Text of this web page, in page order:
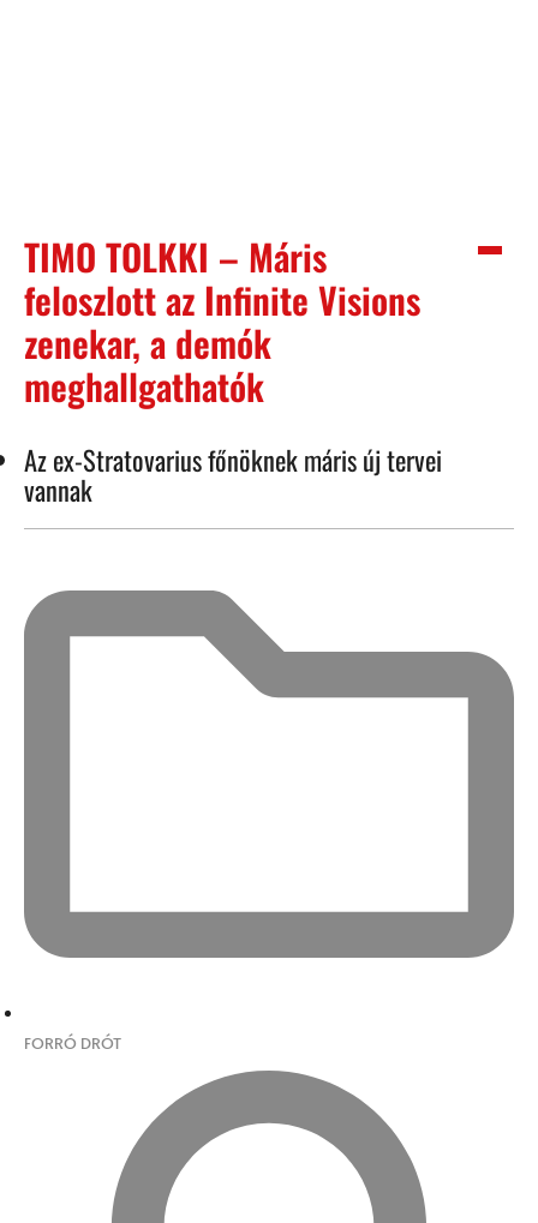
TIMO TOLKKI – Máris
feloszlott az Infinite Visions
zenekar, a demók
meghallgathatók
Az ex-Stratovarius főnöknek máris új tervei
vannak
FORRÓ DRÓT